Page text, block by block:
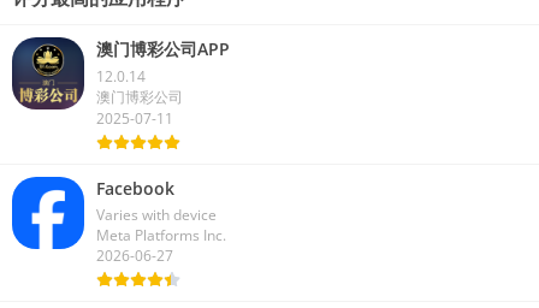
澳门博彩公司APP
12.0.14
澳门博彩公司
2025-07-11
Facebook
Varies with device
Meta Platforms Inc.
2026-06-27